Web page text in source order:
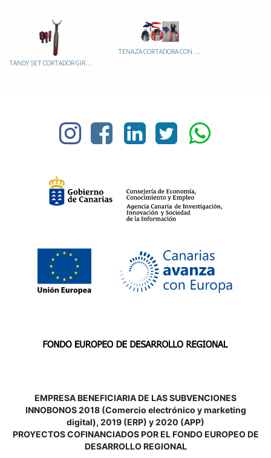
EMPRESA BENEFICIARIA DE LAS SUBVENCIONES
INNOBONOS 2018 (Comercio electrónico y marketing
digital), 2019 (ERP) y 2020 (APP)
PROYECTOS COFINANCIADOS POR EL FONDO EUROPEO DE
DESARROLLO REGIONAL